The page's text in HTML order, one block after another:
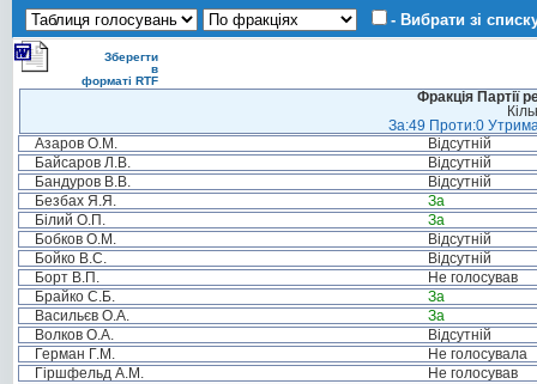
- Вибрати зі
Зберегти
в
форматі RTF
Фракція Партії
За:49 Проти:0
Азаров О.М.
Відсутній
Байсаров Л.В.
Відсутній
Бандуров В.В.
Відсутній
Безбах Я.Я.
За
Білий О.П.
За
Бобков О.М.
Відсутній
Бойко В.С.
Відсутній
Борт В.П.
Не голосував
Брайко С.Б.
За
Васильєв О.А.
За
Волков О.А.
Відсутній
Герман Г.М.
Не голосувала
Гіршфельд А.М.
Не голосував